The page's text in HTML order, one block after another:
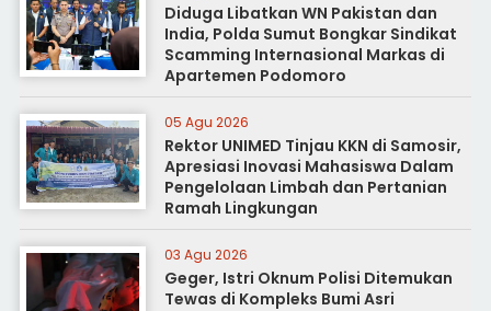
Diduga Libatkan WN Pakistan dan
India, Polda Sumut Bongkar Sindikat
Scamming Internasional Markas di
Apartemen Podomoro
05 Agu 2026
Rektor UNIMED Tinjau KKN di Samosir,
Apresiasi Inovasi Mahasiswa Dalam
Pengelolaan Limbah dan Pertanian
Ramah Lingkungan
03 Agu 2026
Geger, Istri Oknum Polisi Ditemukan
Tewas di Kompleks Bumi Asri